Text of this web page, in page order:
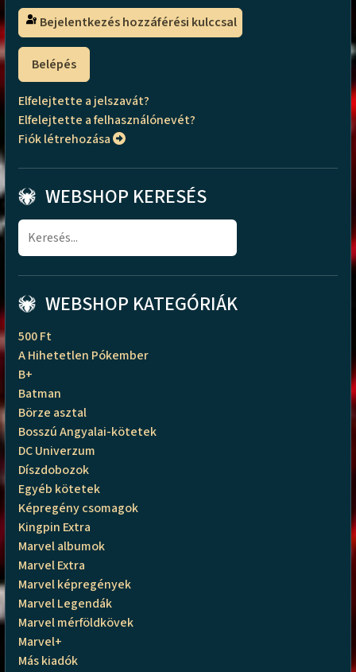
Bejelentkezés hozzáférési kulccsal
Belépés
Elfelejtette a jelszavát?
Elfelejtette a felhasználónevét?
Fiók létrehozása
WEBSHOP KERESÉS
WEBSHOP KATEGÓRIÁK
500 Ft
A Hihetetlen Pókember
B+
Batman
Börze asztal
Bosszú Angyalai-kötetek
DC Univerzum
Díszdobozok
Egyéb kötetek
Képregény csomagok
Kingpin Extra
Marvel albumok
Marvel Extra
Marvel képregények
Marvel Legendák
Marvel mérföldkövek
Marvel+
Más kiadók